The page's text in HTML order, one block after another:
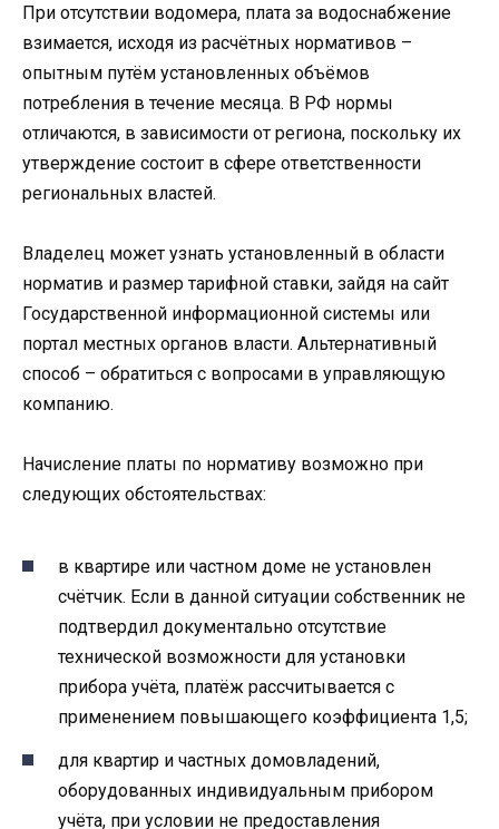
При отсутствии водомера, плата за водоснабжение
взимается, исходя из расчётных нормативов –
опытным путём установленных объёмов
потребления в течение месяца. В РФ нормы
отличаются, в зависимости от региона, поскольку их
утверждение состоит в сфере ответственности
региональных властей.
Владелец может узнать установленный в области
норматив и размер тарифной ставки, зайдя на сайт
Государственной информационной системы или
портал местных органов власти. Альтернативный
способ – обратиться с вопросами в управляющую
компанию.
Начисление платы по нормативу возможно при
следующих обстоятельствах:
в квартире или частном доме не установлен
счётчик. Если в данной ситуации собственник не
подтвердил документально отсутствие
технической возможности для установки
прибора учёта, платёж рассчитывается с
применением повышающего коэффициента 1,5;
для квартир и частных домовладений,
оборудованных индивидуальным прибором
учёта, при условии не предоставления